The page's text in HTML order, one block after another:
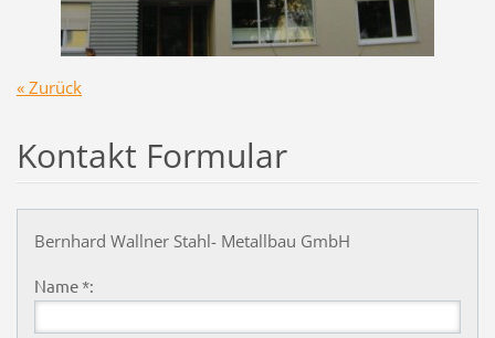
« Zurück
Kontakt Formular
Bernhard Wallner Stahl- Metallbau GmbH
Name *: